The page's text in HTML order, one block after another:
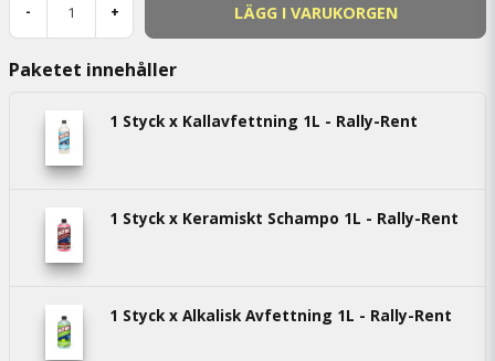
- + LÄGG I VARUKORGEN
Paketet innehåller
1 Styck x Kallavfettning 1L - Rally-Rent
1 Styck x Keramiskt Schampo 1L - Rally-Rent
1 Styck x Alkalisk Avfettning 1L - Rally-Rent